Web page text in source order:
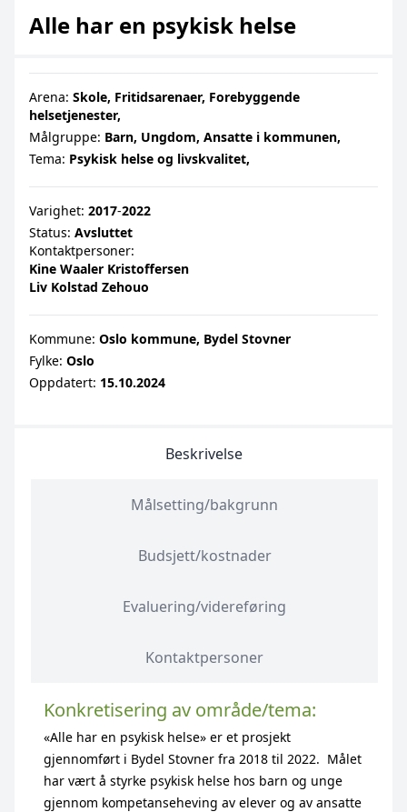
Alle har en psykisk helse
Arena: Skole, Fritidsarenaer, Forebyggende
helsetjenester,
Målgruppe: Barn, Ungdom, Ansatte i kommunen,
Tema: Psykisk helse og livskvalitet,
Varighet: 2017‐2022
Status: Avsluttet
Kontaktpersoner:
Kine Waaler Kristoffersen
Liv Kolstad Zehouo
Kommune: Oslo kommune, Bydel Stovner
Fylke: Oslo
Oppdatert: 15.10.2024
Beskrivelse
Målsetting/bakgrunn
Budsjett/kostnader
Evaluering/videreføring
Kontaktpersoner
Konkretisering av område/tema:
«Alle har en psykisk helse» er et prosjekt
gjennomført i Bydel Stovner fra 2018 til 2022. Målet
har vært å styrke psykisk helse hos barn og unge
gjennom kompetanseheving av elever og av ansatte